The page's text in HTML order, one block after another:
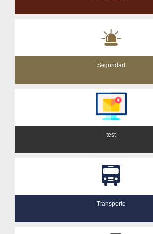
Seguridad
test
Transporte